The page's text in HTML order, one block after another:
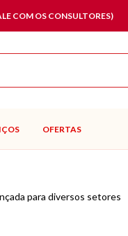
COM OS CONSULTORES)
OFERTAS
para diversos setores